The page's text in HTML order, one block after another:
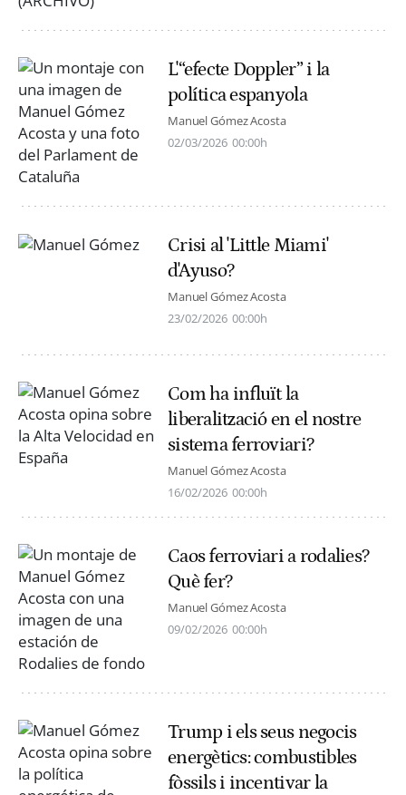
L'“efecte Doppler” i la
política espanyola
Manuel Gómez Acosta
02/03/2026 00:00h
Crisi al 'Little Miami'
d'Ayuso?
Manuel Gómez Acosta
23/02/2026 00:00h
Com ha influït la
liberalització en el nostre
sistema ferroviari?
Manuel Gómez Acosta
16/02/2026 00:00h
Caos ferroviari a rodalies?
Què fer?
Manuel Gómez Acosta
09/02/2026 00:00h
Trump i els seus negocis
energètics: combustibles
fòssils i incentivar la